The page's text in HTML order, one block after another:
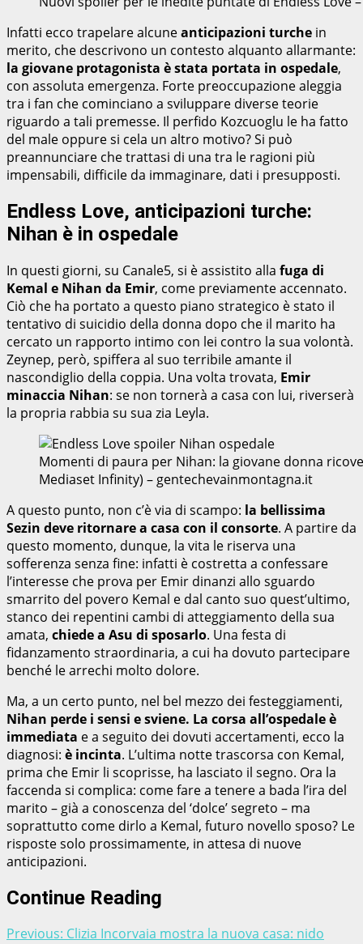
Infatti ecco trapelare alcuneanticipazioni turche in
merito, che descrivono un contesto alquanto allarmante:
la giovane protagonista è stata portata in ospedale,
con assoluta emergenza. Forte preoccupazione aleggia
tra i fan che cominciano a sviluppare diverse teorie
riguardo a tali premesse. Il perfido Kozcuoglu le ha fatto
del male oppure si cela un altro motivo? Si può
preannunciare che trattasi di una tra le ragioni più
impensabili, difficile da immaginare, dati i presupposti.
Endless Love, anticipazioni turche:
Nihan è in ospedale
In questi giorni, su Canale5, si è assistito alla fuga di
Kemal e Nihan da Emir, come previamente accennato.
Ciò che ha portato a questo piano strategico è stato il
tentativo di suicidio della donna dopo che il marito ha
cercato un rapporto intimo con lei contro la sua volontà.
Zeynep, però, spiffera al suo terribile amante il
nascondiglio della coppia. Una volta trovata, Emir
minaccia Nihan: se non tornerà a casa con lui, riverserà
la propria rabbia su sua zia Leyla.
Momenti di paura per Nihan: la giovane donna
Mediaset Infinity) – gentechevainmontagna.it
A questo punto, non c’è via di scampo: la bellissima
Sezin deve ritornare a casa con il consorte. A partire da
questo momento, dunque, la vita le riserva una
sofferenza senza fine: infatti è costretta a confessare
l’interesse che prova per Emir dinanzi allo sguardo
smarrito del povero Kemal e dal canto suo quest’ultimo,
stanco dei repentini cambi di atteggiamento della sua
amata, chiede a Asu di sposarlo. Una festa di
fidanzamento straordinaria, a cui ha dovuto partecipare
benché le arrechi molto dolore.
Ma, a un certo punto, nel bel mezzo dei festeggiamenti,
Nihan perde i sensi e sviene. La corsa all’ospedale è
immediata e a seguito dei dovuti accertamenti, ecco la
diagnosi: è incinta. L’ultima notte trascorsa con Kemal,
prima che Emir li scoprisse, ha lasciato il segno. Ora la
faccenda si complica: come fare a tenere a bada l’ira del
marito – già a conoscenza del ‘dolce’ segreto – ma
soprattutto come dirlo a Kemal, futuro novello sposo? Le
risposte solo prossimamente, in attesa di nuove
anticipazioni.
Continue Reading
Previous: Clizia Incorvaia mostra la nuova casa: nido